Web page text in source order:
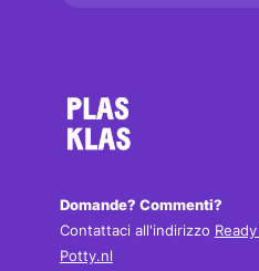
Domande? Commenti?
Contattaci all'indirizzo
Potty.nl